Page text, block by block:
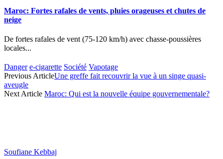
Maroc: Fortes rafales de vents, pluies orageuses et chutes de
neige
De fortes rafales de vent (75-120 km/h) avec chasse-poussières
locales...
Danger e-cigarette Société Vapotage
Previous ArticleUne greffe fait recouvrir la vue à un singe quasi-
aveugle
Next Article Maroc: Qui est la nouvelle équipe gouvernementale?
Soufiane Kebbaj